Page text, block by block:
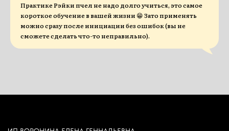
Практике Рэйки пчел не надо долго учиться, это самое
короткое обучение в вашей жизни 😁 Зато применять
можно сразу после инициации без ошибок (вы не
сможете сделать что-то неправильно).